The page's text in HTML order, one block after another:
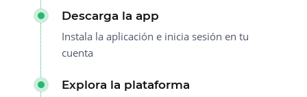
Descarga la app
Instala la aplicación e inicia sesión en tu
cuenta
Explora la plataforma